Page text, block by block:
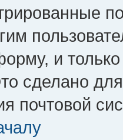
и
сделано
почтовой